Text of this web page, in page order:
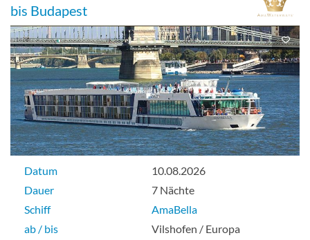
bis Budapest
Datum
10.08.2026
Dauer
7 Nächte
Schiff
AmaBella
ab / bis
Vilshofen / Europa